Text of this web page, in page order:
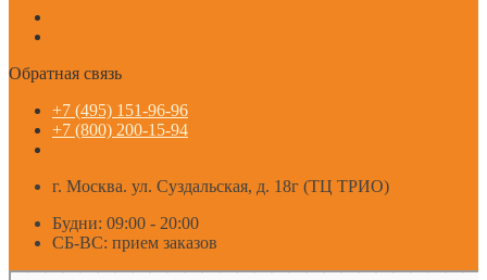
Обратная связь
+7 (495) 151-96-96
+7 (800) 200-15-94
г. Москва. ул. Суздальская, д. 18г (ТЦ ТРИО)
Будни: 09:00 - 20:00
СБ-ВС: прием заказов